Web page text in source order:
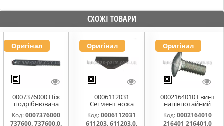
СХОЖІ ТОВАРИ
Оригінал
0007376000 Ніж
подрібнювача
соломи,рухомий
737600, 737600.0,
Код:0007376000
737600, 737600.0,
Оригінал
0006112031
Сегмент ножа
жатки 611203,
611203.0,
Код: 0006112031
611203, 611203.0,
Оригінал
0002164010 Гвинт
напівпотайний
М10х25х20
216401 216401.0
Код:0002164010
216401 216401.0